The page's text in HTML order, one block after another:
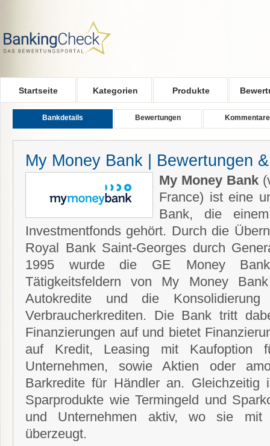
Startseite Kategorien Produkte
Bankdetails Bewertungen Kommentare
My Money Bank | Bewertungen
My Money Bank
France) ist eine
Bank, die
Investmentfonds gehört. Durch die
Royal Bank Saint-Georges durch
1995 wurde die GE Money
Tätigkeitsfeldern von My Money
Autokredite und die
Verbraucherkrediten. Die Bank tritt
Finanzierungen auf und bietet
auf Kredit, Leasing mit Kaufoption
Unternehmen, sowie Aktien oder
Barkredite für Händler an.
Sparprodukte wie Termingeld und
und Unternehmen aktiv, wo sie mit
überzeugt.